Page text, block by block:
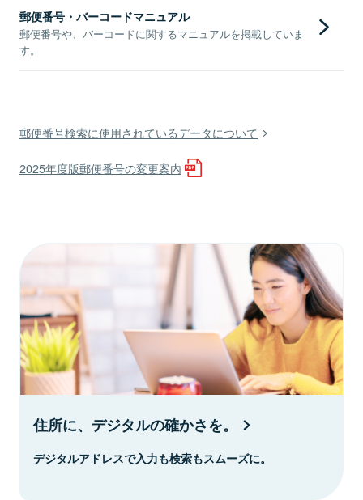
郵便番号・バーコードマニュアル
郵便番号や、バーコードに関するマニュアルを掲載していま
す。
郵便番号検索に使用されているデータについて
2025年度版郵便番号の変更案内
住所に、デジタルの確かさを。
デジタルアドレスで入力も検索もスムーズに。